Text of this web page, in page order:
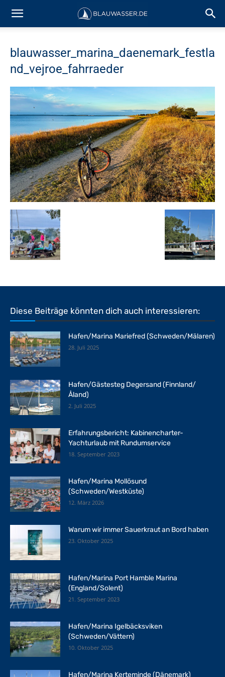
blauwasser_marina_daenemark_festla
nd_vejroe_fahrraeder
Diese Beiträge könnten dich auch interessieren:
Hafen/Marina Mariefred (Schweden/Mälaren)
28. Juli 2025
Hafen/Gästesteg Degersand (Finnland/
Åland)
2. Juli 2025
Erfahrungsbericht: Kabinencharter-
Yachturlaub mit Rundumservice
18. September 2023
Hafen/Marina Mollösund
(Schweden/Westküste)
12. März 2026
Warum wir immer Sauerkraut an Bord haben
23. Oktober 2025
Hafen/Marina Port Hamble Marina
(England/Solent)
21. September 2023
Hafen/Marina Igelbäcksviken
(Schweden/Vättern)
10. Oktober 2025
Hafen/Marina Kerteminde (Dänemark)